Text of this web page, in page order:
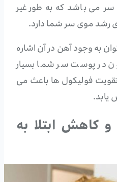
می باشد که به طور غیر
رشد موی سر شما دارد.
به وجود آهن در آن اشاره
در پوست سر شما بسیار
فولیکول ها باعث می
یابد.
کاهش ابتلا به